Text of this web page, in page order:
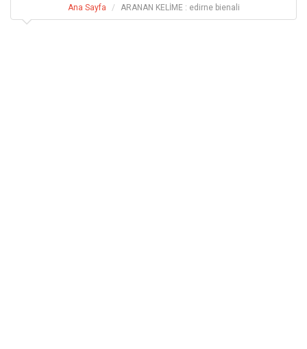
Ana Sayfa ARANAN KELİME : edirne bienali